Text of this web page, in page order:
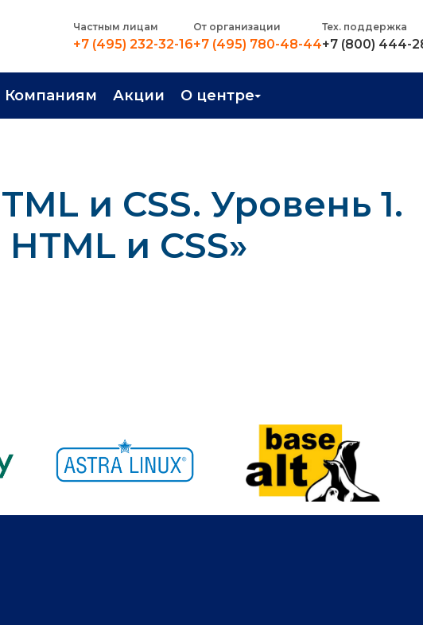
Частным лицам
+7 (495) 232-32-16
От организации
+7 (495) 780-48-44
Тех. поддержка
+7 (800) 444-
Компаниям Акции О центре
О центре
Вакансии
и CSS. Уровень 1.
и СSS»